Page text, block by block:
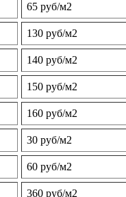
65 руб/м2
130 руб/м2
140 руб/м2
150 руб/м2
160 руб/м2
30 руб/м2
60 руб/м2
360 руб/м2